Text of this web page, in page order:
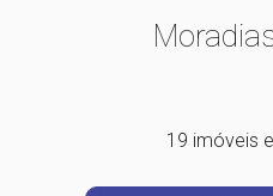
19 imóveis